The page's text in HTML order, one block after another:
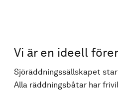
Vi är en ideell
Sjöräddningssällskapet
Alla räddningsbåtar har